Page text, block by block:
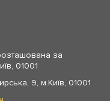
за
01001
9, м.Київ, 01001